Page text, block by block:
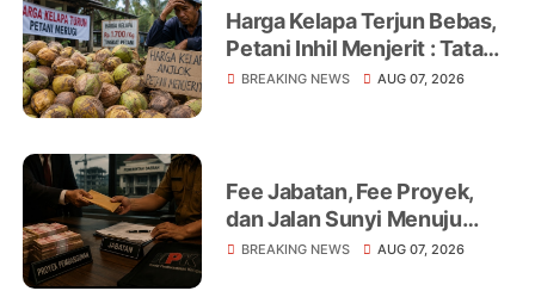
Harga Kelapa Terjun Bebas,
Petani Inhil Menjerit : Tata
Niaga, Monopoli hingga
BREAKING NEWS AUG 07, 2026
Fee Jabatan, Fee Proyek,
dan Jalan Sunyi Menuju
Operasi Tangkap Tangan
BREAKING NEWS AUG 07, 2026